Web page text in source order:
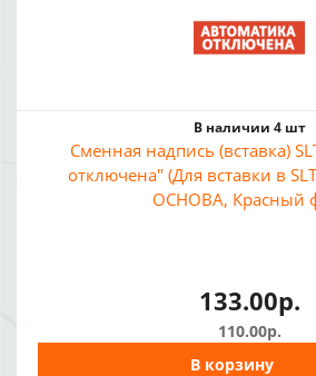
В наличии 4 шт
Сменная надпись (вставка)
отключена" (Для вставки в
ОСНОВА, Красный
133.00р.
110.00р.
В корзину